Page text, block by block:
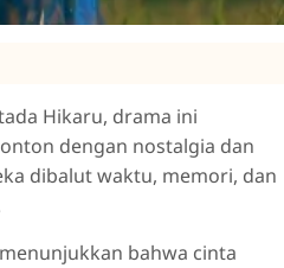
Hikaru, drama ini
dengan nostalgia dan
dibalut waktu, memori, dan
bahwa cinta